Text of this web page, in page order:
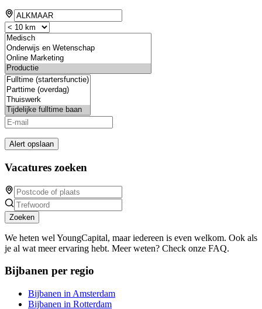
Alert opslaan
Vacatures zoeken
Zoeken
We heten wel YoungCapital, maar iedereen is even welkom. Ook als
je al wat meer ervaring hebt. Meer weten? Check onze FAQ.
Bijbanen per regio
Bijbanen in Amsterdam
Bijbanen in Rotterdam